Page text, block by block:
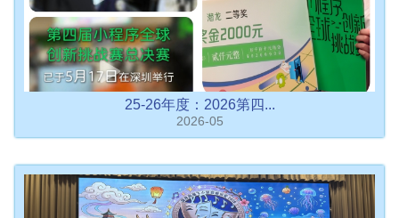
25-26年度：2026第四...
2026-05